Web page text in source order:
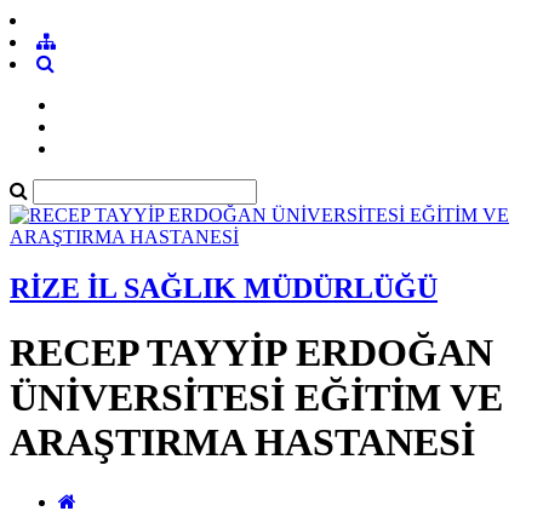
RİZE İL SAĞLIK MÜDÜRLÜĞÜ
RECEP TAYYİP ERDOĞAN
ÜNİVERSİTESİ EĞİTİM VE
ARAŞTIRMA HASTANESİ